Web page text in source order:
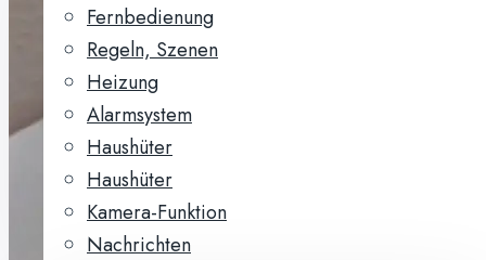
Fernbedienung
Regeln, Szenen
Heizung
Alarmsystem
Haushüter
Haushüter
Kamera-Funktion
Nachrichten